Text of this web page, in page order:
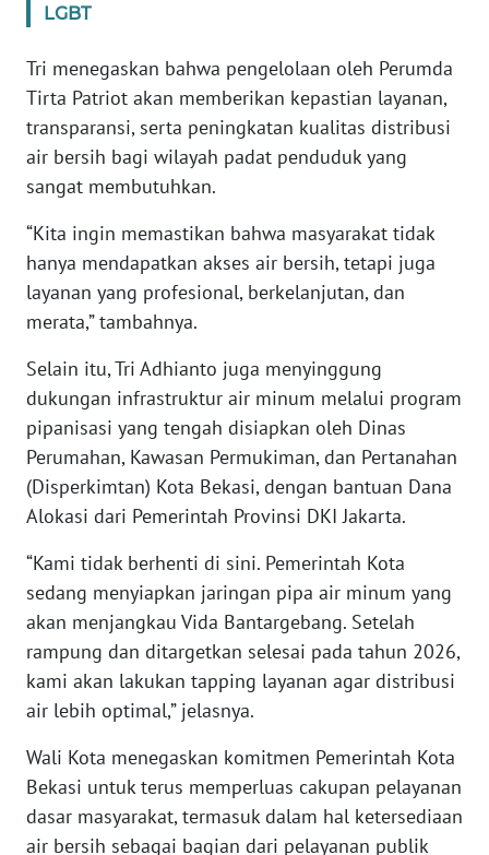
LGBT
Tri menegaskan bahwa pengelolaan oleh Perumda
Tirta Patriot akan memberikan kepastian layanan,
transparansi, serta peningkatan kualitas distribusi
air bersih bagi wilayah padat penduduk yang
sangat membutuhkan.
“Kita ingin memastikan bahwa masyarakat tidak
hanya mendapatkan akses air bersih, tetapi juga
layanan yang profesional, berkelanjutan, dan
merata,” tambahnya.
Selain itu, Tri Adhianto juga menyinggung
dukungan infrastruktur air minum melalui program
pipanisasi yang tengah disiapkan oleh Dinas
Perumahan, Kawasan Permukiman, dan Pertanahan
(Disperkimtan) Kota Bekasi, dengan bantuan Dana
Alokasi dari Pemerintah Provinsi DKI Jakarta.
“Kami tidak berhenti di sini. Pemerintah Kota
sedang menyiapkan jaringan pipa air minum yang
akan menjangkau Vida Bantargebang. Setelah
rampung dan ditargetkan selesai pada tahun 2026,
kami akan lakukan tapping layanan agar distribusi
air lebih optimal,” jelasnya.
Wali Kota menegaskan komitmen Pemerintah Kota
Bekasi untuk terus memperluas cakupan pelayanan
dasar masyarakat, termasuk dalam hal ketersediaan
air bersih sebagai bagian dari pelayanan publik
WN
WN
SUMSEL
WN
BENGKULU
WN
JATENG
WN
NUSANTARA
WN
JOGJA
WN
JATIM
WN
BALI
KALBAR
WN
KALTENG